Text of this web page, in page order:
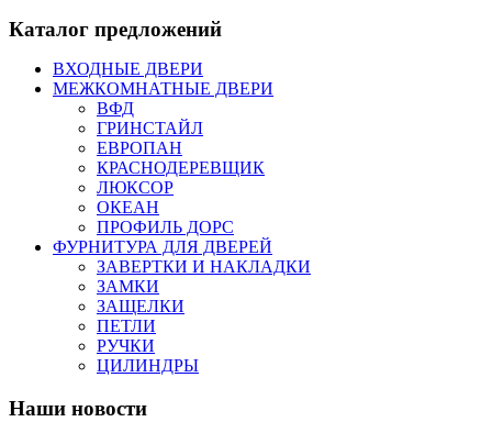
Каталог предложений
ВХОДНЫЕ ДВЕРИ
МЕЖКОМНАТНЫЕ ДВЕРИ
ВФД
ГРИНСТАЙЛ
ЕВРОПАН
КРАСНОДЕРЕВЩИК
ЛЮКСОР
ОКЕАН
ПРОФИЛЬ ДОРС
ФУРНИТУРА ДЛЯ ДВЕРЕЙ
ЗАВЕРТКИ И НАКЛАДКИ
ЗАМКИ
ЗАЩЕЛКИ
ПЕТЛИ
РУЧКИ
ЦИЛИНДРЫ
Наши новости